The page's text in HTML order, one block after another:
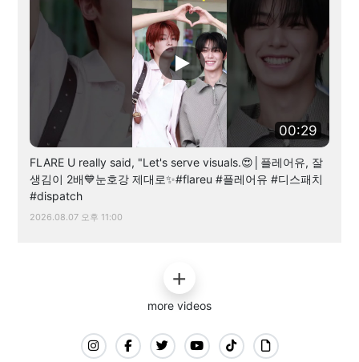
00:29
FLARE U really said, "Let's serve visuals.😍│플레어유, 잘
생김이 2배💙눈호강 제대로✨#flareu #플레어유 #디스패치
#dispatch
2026.08.07 오후 11:00
more videos